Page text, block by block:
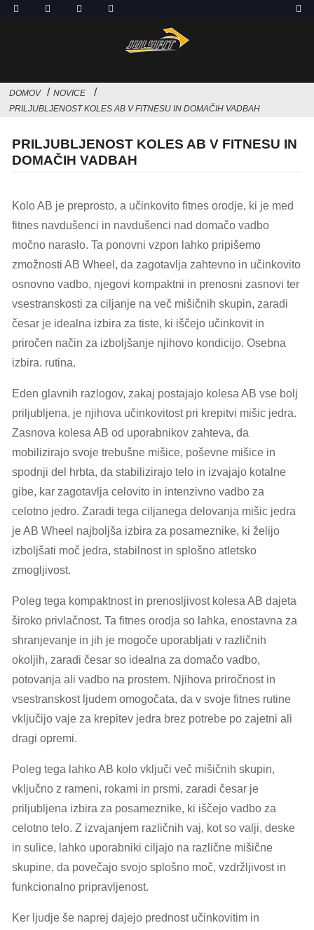
DOMOV
NOVICE
PRILJUBLJENOST KOLES AB V FITNESU IN DOMAČIH VADBAH
PRILJUBLJENOST KOLES AB V FITNESU IN
DOMAČIH VADBAH
Kolo AB je preprosto, a učinkovito fitnes orodje, ki je med
fitnes navdušenci in navdušenci nad domačo vadbo
močno naraslo. Ta ponovni vzpon lahko pripišemo
zmožnosti AB Wheel, da zagotavlja zahtevno in učinkovito
osnovno vadbo, njegovi kompaktni in prenosni zasnovi ter
vsestranskosti za ciljanje na več mišičnih skupin, zaradi
česar je idealna izbira za tiste, ki iščejo učinkovit in
priročen način za izboljšanje njihovo kondicijo. Osebna
izbira. rutina.
Eden glavnih razlogov, zakaj postajajo kolesa AB vse bolj
priljubljena, je njihova učinkovitost pri krepitvi mišic jedra.
Zasnova kolesa AB od uporabnikov zahteva, da
mobilizirajo svoje trebušne mišice, poševne mišice in
spodnji del hrbta, da stabilizirajo telo in izvajajo kotalne
gibe, kar zagotavlja celovito in intenzivno vadbo za
celotno jedro. Zaradi tega ciljanega delovanja mišic jedra
je AB Wheel najboljša izbira za posameznike, ki želijo
izboljšati moč jedra, stabilnost in splošno atletsko
zmogljivost.
Poleg tega kompaktnost in prenosljivost kolesa AB dajeta
široko privlačnost. Ta fitnes orodja so lahka, enostavna za
shranjevanje in jih je mogoče uporabljati v različnih
okoljih, zaradi česar so idealna za domačo vadbo,
potovanja ali vadbo na prostem. Njihova priročnost in
vsestranskost ljudem omogočata, da v svoje fitnes rutine
vključijo vaje za krepitev jedra brez potrebe po zajetni ali
dragi opremi.
Poleg tega lahko AB kolo vključi več mišičnih skupin,
vključno z rameni, rokami in prsmi, zaradi česar je
priljubljena izbira za posameznike, ki iščejo vadbo za
celotno telo. Z izvajanjem različnih vaj, kot so valji, deske
in sulice, lahko uporabniki ciljajo na različne mišične
skupine, da povečajo svojo splošno moč, vzdržljivost in
funkcionalno pripravljenost.
Ker ljudje še naprej dajejo prednost učinkovitim in